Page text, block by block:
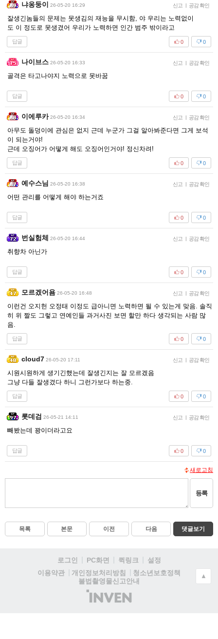
냐옹둥이 26-05-20 16:29 신고 | 공감 확인
잘생긴놈들의 문제는 못생김의 재능을 무시함, 야 우리는 노력없이
도 이 정도로 못생겼어 우리가 노력하면 인간 범주 밖이라고
답글 0
0
나이브스 26-05-20 16:33 신고 | 공감 확인
골격은 타고나야지 노력으로 못바꿈
답글 0
0
이에루카 26-05-20 16:34 신고 | 공감 확인
아무도 돌덩이에 관심은 없지 근데 누군가 그걸 알아봐준다면 그게 보석
이 되는거야!
근데 오징어가 어떻게 해도 오징어인거야! 정신차려!
답글 0
0
예수스님 26-05-20 16:38 신고 | 공감 확인
어떤 관리를 어떻게 해야 하는거죠
답글 0
0
번실험체 26-05-20 16:44 신고 | 공감 확인
취향차 아닌가
답글 0
0
모르겠어욤 26-05-20 16:48 신고 | 공감 확인
이런건 오지헌 오정태 이정도 급아니면 노력하면 될 수 있는게 맞음. 솔직
히 위 짤도 그렇고 연예인들 과거사진 보면 할만 하다 생각되는 사람 많
음.
답글 0
0
cloud7 26-05-20 17:11 신고 | 공감 확인
시원시원하게 생기긴했는데 잘생긴지는 잘 모르겠음
그냥 다들 잘생겼다 하니 그런가보다 하는중.
답글 0
0
롯데검 26-05-21 14:11 신고 | 공감 확인
빼봤는데 꽝이더라고요
답글 0
0
새로고침
등록
목록 본문 이전 다음 댓글보기
로그인 PC화면 퀵링크
설정
이용약관
개인정보처리방침
청소년보호정책
불법촬영물신고안내
(주)
인
▲